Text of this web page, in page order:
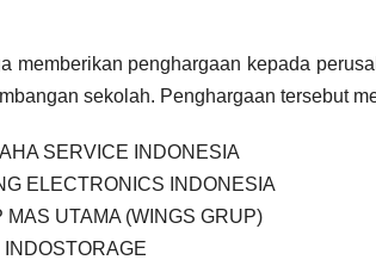
memberikan penghargaan kepada
sekolah. Penghargaan tersebut
SERVICE INDONESIA
ELECTRONICS INDONESIA
MAS UTAMA (WINGS GRUP)
INDOSTORAGE